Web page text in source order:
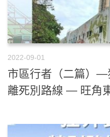
2022-09-01
市區行者（二篇）—
離死別路線 — 旺角